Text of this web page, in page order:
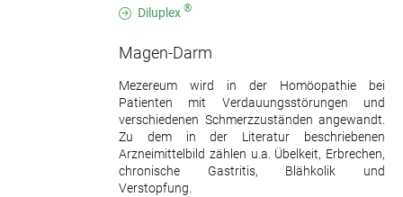
Diluplex ®
Magen-Darm
Mezereum wird in der Homöopathie bei
Patienten mit Verdauungsstörungen und
verschiedenen Schmerzzuständen angewandt.
Zu dem in der Literatur beschriebenen
Arzneimittelbild zählen u.a. Übelkeit, Erbrechen,
chronische Gastritis, Blähkolik und
Verstopfung.